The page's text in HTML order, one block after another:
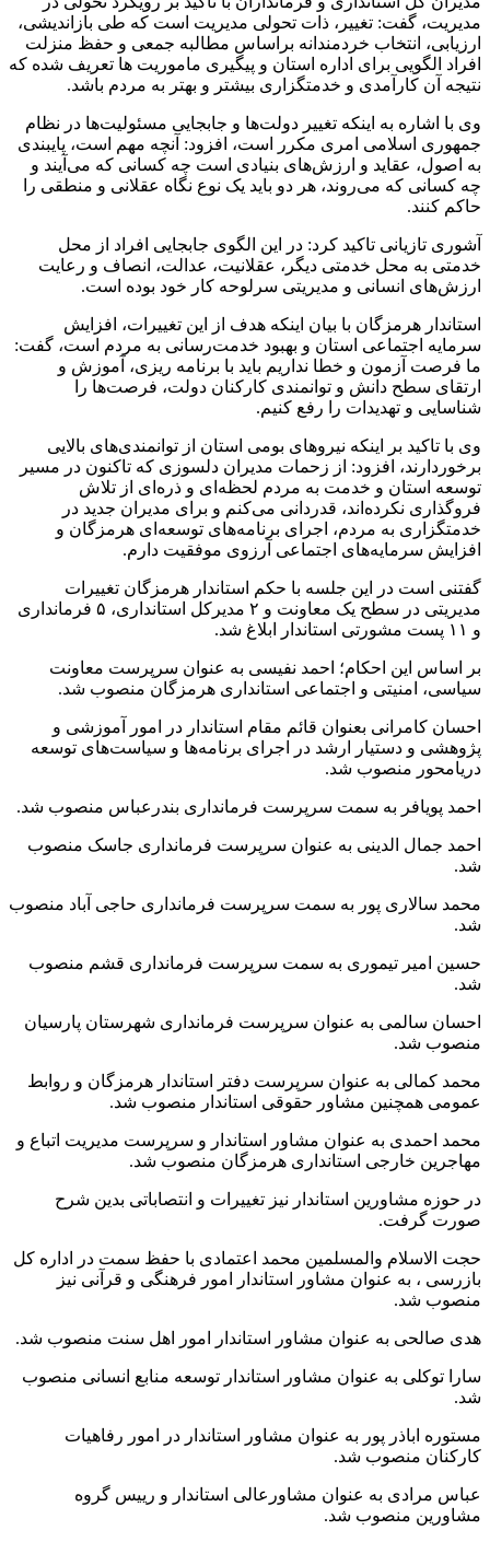
مدیریت، گفت: تغییر، ذات تحولی مدیریت است که طی بازاندیشی،
ارزیابی، انتخاب خردمندانه براساس مطالبه جمعی و حفظ منزلت
افراد الگویی برای اداره استان و پیگیری ماموریت ها تعریف شده که
نتیجه آن کارآمدی و خدمتگزاری بیشتر و بهتر به مردم باشد.
وی با اشاره به اینکه تغییر دولت‌ها و جابجایی مسئولیت‌ها در نظام
جمهوری اسلامی امری مکرر است، افزود: آنچه مهم است، پایبندی
به اصول، عقاید و ارزش‌های بنیادی است چه کسانی که می‌آیند و
چه کسانی که می‌روند، هر دو باید یک نوع نگاه عقلانی و منطقی را
حاکم کنند.
آشوری تازیانی تاکید کرد: در این الگوی جابجایی افراد از محل
خدمتی به محل خدمتی دیگر، عقلانیت، عدالت، انصاف و رعایت
ارزش‌های انسانی و مدیریتی سرلوحه کار خود بوده است.
استاندار هرمزگان با بیان اینکه هدف از این تغییرات، افزایش
سرمایه اجتماعی استان و بهبود خدمت‌رسانی به مردم است، گفت:
ما فرصت آزمون و خطا نداریم باید با برنامه ریزی، آموزش و
ارتقای سطح دانش و توانمندی کارکنان دولت، فرصت‌ها را
شناسایی و تهدیدات را رفع کنیم.
وی با تاکید بر اینکه نیروهای بومی‌ استان از توانمندی‌های بالایی
برخوردارند، افزود: از زحمات مدیران دلسوزی که تاکنون در مسیر
توسعه استان و خدمت به مردم لحظه‌ای و ذره‌ای از تلاش
فروگذاری نکرده‌اند، قدردانی می‌کنم و برای مدیران جدید در
خدمتگزاری به مردم، اجرای برنامه‌های توسعه‌ای هرمزگان و
افزایش سرمایه‌های اجتماعی آرزوی موفقیت دارم.
گفتنی است در این جلسه با حکم استاندار هرمزگان تغییرات
مدیریتی در سطح یک معاونت و ۲ مدیرکل استانداری، ۵ فرمانداری
و ۱۱ پست مشورتی استاندار ابلاغ شد.
بر اساس این احکام؛ احمد نفیسی به عنوان سرپرست معاونت
سیاسی، امنیتی و اجتماعی استانداری هرمزگان منصوب شد.
احسان کامرانی بعنوان قائم مقام استاندار در امور آموزشی و
پژوهشی و دستیار ارشد در اجرای برنامه‌ها و سیاست‌های توسعه
دریامحور منصوب شد.
احمد پویافر به سمت سرپرست فرمانداری بندرعباس منصوب شد.
احمد جمال الدینی به عنوان سرپرست فرمانداری جاسک منصوب
شد.
محمد سالاری پور به سمت سرپرست فرمانداری حاجی آباد منصوب
شد.
حسین امیر تیموری به سمت سرپرست فرمانداری قشم منصوب
شد.
احسان سالمی به عنوان سرپرست فرمانداری شهرستان پارسیان
منصوب شد.
محمد کمالی به عنوان سرپرست دفتر استاندار هرمزگان و روابط
عمومی همچنین مشاور حقوقی استاندار منصوب شد.
محمد احمدی به عنوان مشاور استاندار و سرپرست مدیریت اتباع و
مهاجرین خارجی استانداری هرمزگان منصوب شد.
در حوزه مشاورین استاندار نیز تغییرات و انتصاباتی بدین شرح
صورت گرفت.
حجت الاسلام والمسلمین محمد اعتمادی با حفظ سمت در اداره کل
بازرسی ، به عنوان مشاور استاندار امور فرهنگی و قرآنی نیز
منصوب شد.
هدی صالحی به عنوان مشاور استاندار امور اهل سنت منصوب شد.
سارا توکلی به عنوان مشاور استاندار توسعه منابع انسانی منصوب
شد.
مستوره اباذر پور به عنوان مشاور استاندار در امور رفاهیات
کارکنان منصوب شد.
عباس مرادی به عنوان مشاورعالی استاندار و رییس گروه
مشاورین منصوب شد.